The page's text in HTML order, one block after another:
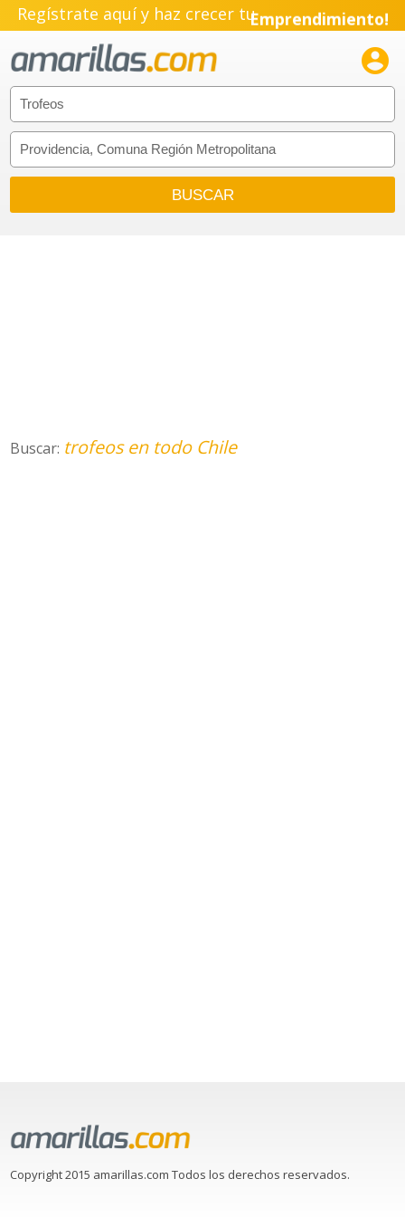
Regístrate aquí y haz crecer tuEmprendimiento!

Buscar: trofeos en todo Chile
Copyright 2015 amarillas.com Todos los derechos reservados.